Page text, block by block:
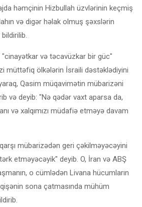
həmçinin Hizbullah üzvlərinin keçmiş
və digər həlak olmuş şəxslərin
"cinayətkar və təcavüzkar bir güc"
müttəfiq ölkələrin İsraili dəstəklədiyini
Qasim müqavimətin mübarizəni
və deyib: "Nə qədər vaxt aparsa da,
və xalqımızı müdafiə etməyə davam
mübarizədən geri çəkilməyəcəyini
etməyəcəyik" deyib. O, İran və ABŞ
o cümlədən Livana hücumların
sona çatmasında mühüm